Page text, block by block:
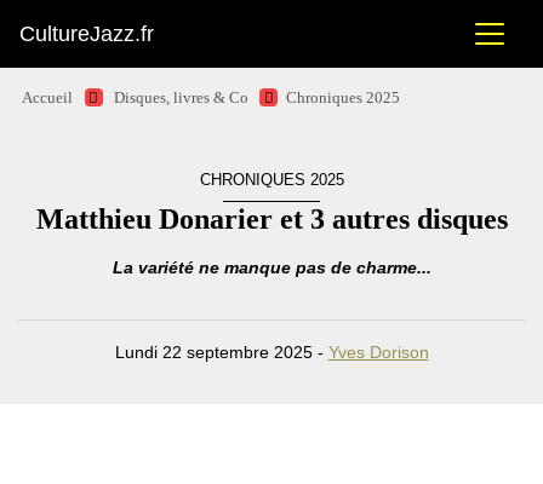
CultureJazz.fr
Accueil Disques, livres & Co Chroniques 2025
CHRONIQUES 2025
Matthieu Donarier et 3 autres disques
La variété ne manque pas de charme...
Lundi 22 septembre 2025 - Yves Dorison